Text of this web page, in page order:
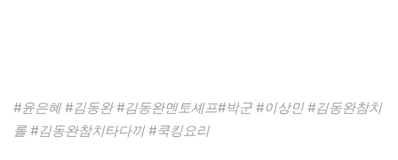
#윤은혜 #김동완 #김동완멘토셰프#박군 #이상민 #김동완참치
롤 #김동완참치타다끼 #쿡킹요리